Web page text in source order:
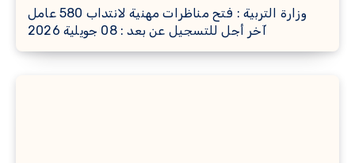
وزارة التربية : فتح مناظرات مهنية لانتداب 580 عامل
آخر أجل للتسجيل عن بعد : 08 جويلية 2026